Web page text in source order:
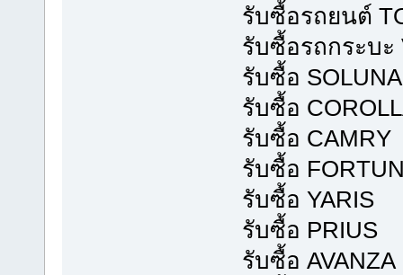
รับซื้อรถยนต์
รับซื้อรถกระบะ
รับซื้อ
รับซื้อ
รับซื้อ CAMRY
รับซื้อ
รับซื้อ YARIS
รับซื้อ PRIUS
รับซื้อ AVANZA